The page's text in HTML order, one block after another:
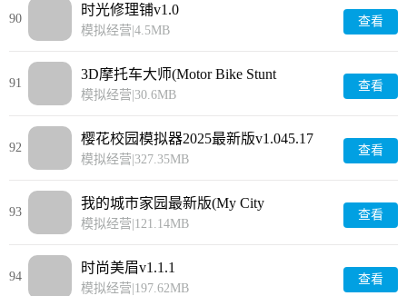
90
时光修理铺v1.0
模拟经营|4.5MB
查看
91
3D摩托车大师(Motor Bike Stunt
Master)v1.0.0.5
模拟经营|30.6MB
查看
92
樱花校园模拟器2025最新版v1.045.17
模拟经营|327.35MB
查看
93
我的城市家园最新版(My City
Home)v4.1.1
模拟经营|121.14MB
查看
94
时尚美眉v1.1.1
模拟经营|197.62MB
查看